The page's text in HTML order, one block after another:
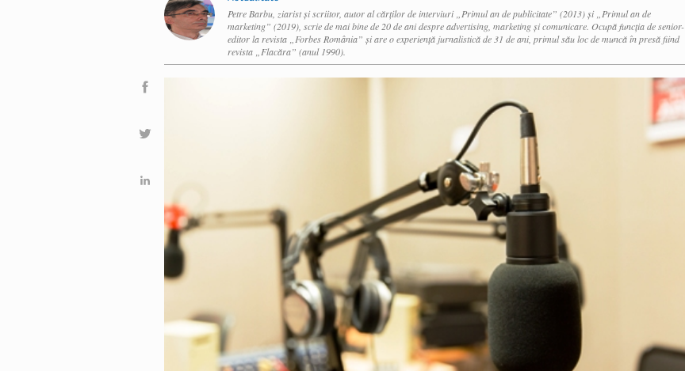
Petre Barbu, ziarist și scriitor, autor al cărților de interviuri „Primul an de publicitate” (2013) și „Primul an de
marketing” (2019), scrie de mai bine de 20 de ani despre advertising, marketing și comunicare. Ocupă funcția de senior-
editor la revista „Forbes România” și are o experiență jurnalistică de 31 de ani, primul său loc de muncă în presă fiind
revista „Flacăra” (anul 1990).